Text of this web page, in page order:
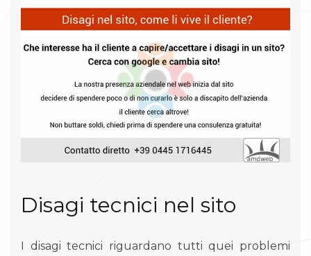
Disagi tecnici nel sito
I disagi tecnici riguardano tutti quei problemi